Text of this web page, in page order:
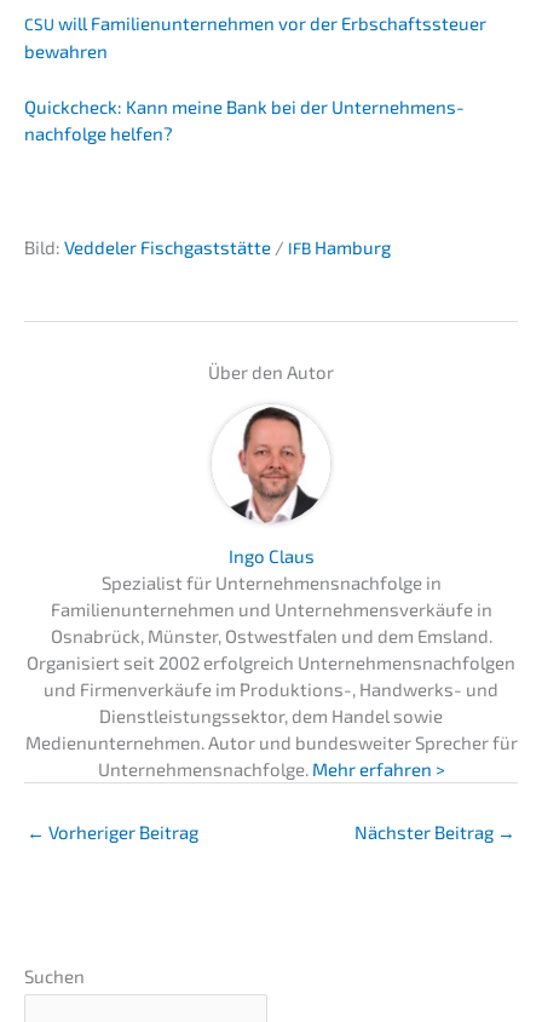
CSU will Famili­en­un­ter­neh­men vor der Erbschafts­steu­er
bewahren
Quick­check: Kann meine Bank bei der Unternehmens­
nachfolge helfen?
Bild: Vedde­ler Fisch­gast­stät­te / IFB Hamburg
Über den Autor
Ingo Claus
Spezialist für Unternehmensnachfolge in
Familienunternehmen und Unternehmensverkäufe in
Osnabrück, Münster, Ostwestfalen und dem Emsland.
Organisiert seit 2002 erfolgreich Unternehmensnachfolgen
und Firmenverkäufe im Produktions-, Handwerks- und
Dienstleistungssektor, dem Handel sowie
Medienunternehmen. Autor und bundesweiter Sprecher für
Unternehmensnachfolge. Mehr erfahren >
← Vorheriger Beitrag Nächster Beitrag →
Suchen